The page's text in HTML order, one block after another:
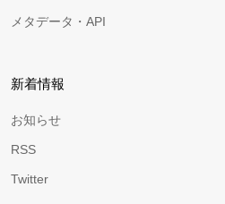
メタデータ・API
新着情報
お知らせ
RSS
Twitter